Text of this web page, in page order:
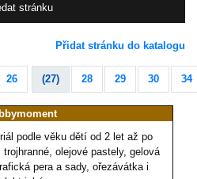
Přidat stránku do katalogu
26 (27) 28 29 30 34
podle věku dětí od 2 let až po
olejové pastely, gelová
pera a sady, ořezávátka i